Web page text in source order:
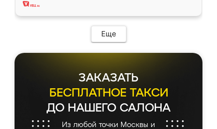
Еще
ЗАКАЗАТЬ
БЕСПЛАТНОЕ ТАКСИ
ДО НАШЕГО САЛОНА
Из любой точки Москвы и